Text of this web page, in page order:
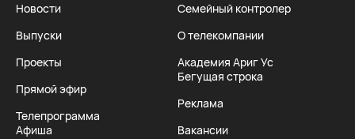
Новости
Выпуски
Проекты
Прямой эфир
Телепрограмма
Афиша
Семейный контролер
О телекомпании
Академия Ариг Ус
Бегущая строка
Реклама
Вакансии